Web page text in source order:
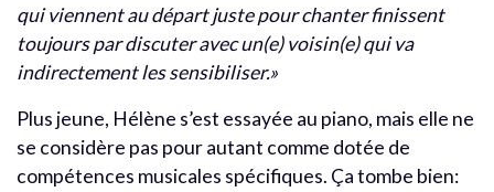
qui viennent au départ juste pour chanter finissent
toujours par discuter avec un(e) voisin(e) qui va
indirectement les sensibiliser.»
Plus jeune, Hélène s’est essayée au piano, mais elle ne
se considère pas pour autant comme dotée de
compétences musicales spécifiques. Ça tombe bien: